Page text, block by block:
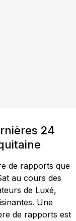
24
de rapports que
au cours des
de Luxé,
Une
de rapports est